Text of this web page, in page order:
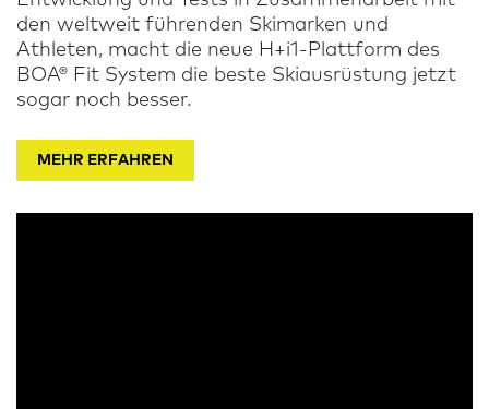
den weltweit führenden Skimarken und
Athleten, macht die neue H+i1-Plattform des
BOA® Fit System die beste Skiausrüstung jetzt
sogar noch besser.
MEHR ERFAHREN